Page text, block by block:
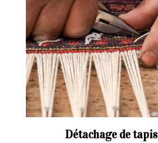
Détachage de tapis